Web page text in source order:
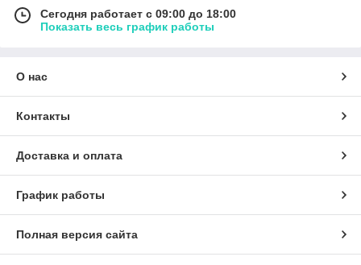
Сегодня работает с 09:00 до 18:00
Показать весь график работы
О нас
Контакты
Доставка и оплата
График работы
Полная версия сайта